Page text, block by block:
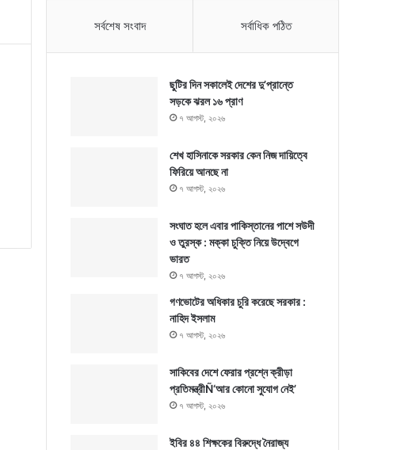
সর্বশেষ সংবাদ সর্বাধিক পঠিত
ছুটির দিন সকালেই দেশের দু’প্রান্তে
সড়কে ঝরল ১৬ প্রাণ
৭ আগস্ট, ২০২৬
শেখ হাসিনাকে সরকার কেন নিজ দায়িত্বে
ফিরিয়ে আনছে না
৭ আগস্ট, ২০২৬
সংঘাত হলে এবার পাকিস্তানের পাশে সউদী
ও তুরস্ক : মক্কা চুক্তি নিয়ে উদ্বেগে
ভারত
৭ আগস্ট, ২০২৬
গণভোটের অধিকার চুরি করেছে সরকার :
নাহিদ ইসলাম
৭ আগস্ট, ২০২৬
সাকিবের দেশে ফেরার প্রশ্নে ক্রীড়া
প্রতিমন্ত্রীÑ‘আর কোনো সুযোগ নেই’
৭ আগস্ট, ২০২৬
ইবির ৪৪ শিক্ষকের বিরুদ্ধে নৈরাজ্য